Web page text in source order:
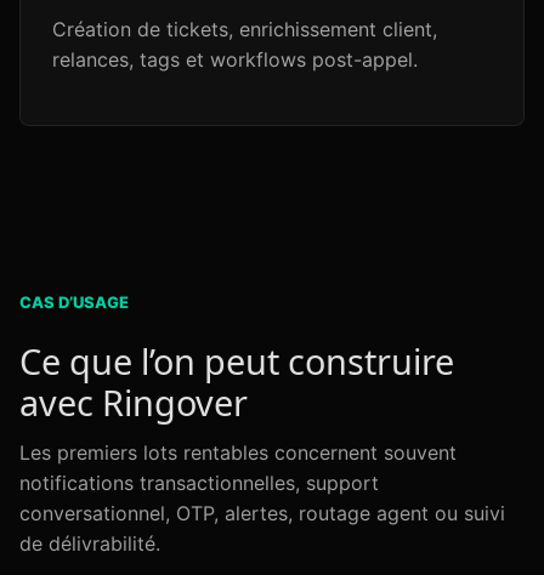
Création de tickets, enrichissement client,
relances, tags et workflows post-appel.
CAS D’USAGE
Ce que l’on peut construire
avec Ringover
Les premiers lots rentables concernent souvent
notifications transactionnelles, support
conversationnel, OTP, alertes, routage agent ou suivi
de délivrabilité.